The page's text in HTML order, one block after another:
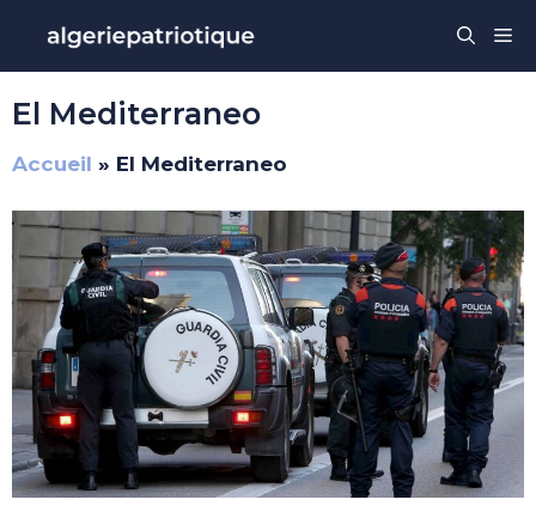
contenu
El Mediterraneo
Accueil » El Mediterraneo